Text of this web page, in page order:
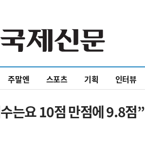
주말엔 스포츠 기획 인터뷰
는요 10점 만점에 9.8점”